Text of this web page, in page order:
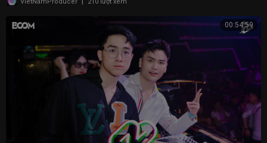
VietNamProducer 210 lượt xem
00:54:59